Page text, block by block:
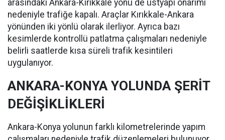
arasındaki Ankara-Kırıkkale yönü de üstyapı onarımı
nedeniyle trafiğe kapalı. Araçlar Kırıkkale-Ankara
yönünden iki yönlü olarak ilerliyor. Ayrıca bazı
kesimlerde kontrollü patlatma çalışmaları nedeniyle
belirli saatlerde kısa süreli trafik kesintileri
uygulanıyor.
ANKARA-KONYA YOLUNDA ŞERİT
DEĞİŞİKLİKLERİ
Ankara-Konya yolunun farklı kilometrelerinde yapım